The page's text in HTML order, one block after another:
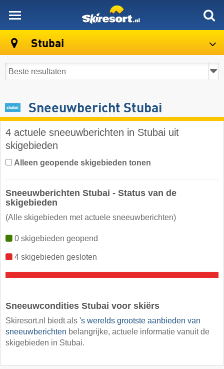
Stubai
Sneeuwbericht Stubai
4 actuele sneeuwberichten in Stubai uit
skigebieden
Alleen geopende skigebieden tonen
Sneeuwberichten Stubai - Status van de
skigebieden
(Alle skigebieden met actuele sneeuwberichten)
0 skigebieden geopend
4 skigebieden gesloten
Sneeuwcondities Stubai voor skiërs
Skiresort.nl biedt als 's werelds grootste aanbieden van
sneeuwberichten belangrijke, actuele informatie vanuit de
skigebieden in Stubai.